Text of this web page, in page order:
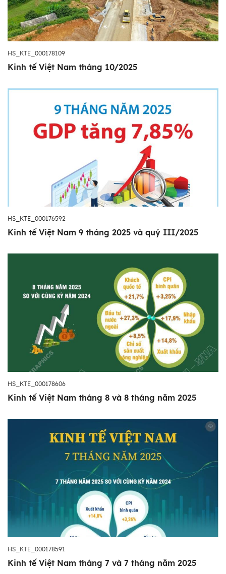
HS_KTE_000178109
Kinh tế Việt Nam tháng 10/2025
HS_KTE_000176592
Kinh tế Việt Nam 9 tháng 2025 và quý III/2025
HS_KTE_000178606
Kinh tế Việt Nam tháng 8 và 8 tháng năm 2025
HS_KTE_000178591
Kinh tế Việt Nam tháng 7 và 7 tháng năm 2025